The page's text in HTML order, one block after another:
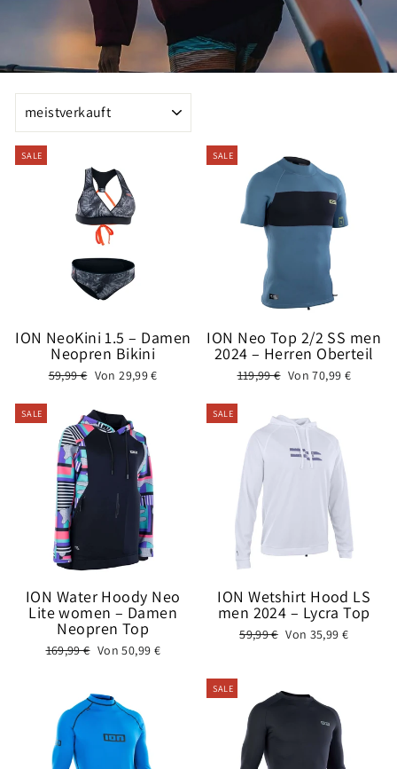
SALE
ION NeoKini 1.5 – Damen
Neopren Bikini
Normaler
59,99 € Sonderpreis
Von 29,99 €
SALE
ION Neo Top 2/2 SS men
2024 – Herren Oberteil
Normaler
119,99 € Sonderpreis
Von 70,99 €
SALE
ION Water Hoody Neo
Lite women – Damen
Neopren Top
Normaler
169,99 € Sonderpreis
Von 50,99 €
SALE
ION Wetshirt Hood LS
men 2024 – Lycra Top
Normaler
59,99 € Sonderpreis
Von 35,99 €
SALE